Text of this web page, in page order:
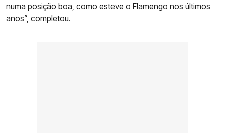
numa posição boa, como esteve o Flamengo nos últimos
anos”, completou.